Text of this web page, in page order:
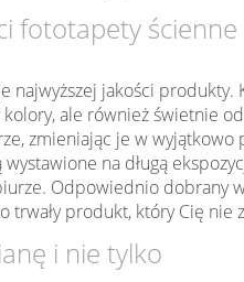
fototapety ścienne
najwyższej jakości produkty.
ale również świetnie
zmieniając je w
na długą
Odpowiednio dobrany
trwały produkt, który Cię nie
i nie tylko